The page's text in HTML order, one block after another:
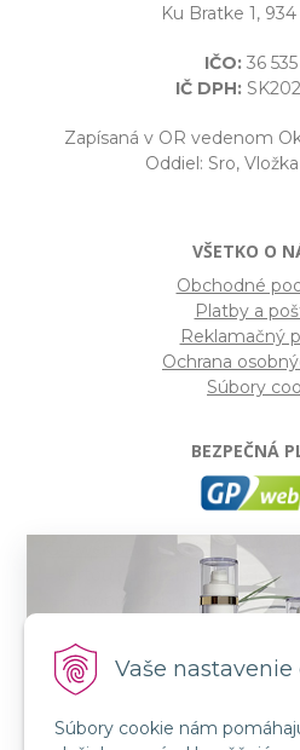
Vaše nastavenie
Súbory cookie nám
Ku Bratke 1,
IČO: 36
IČ DPH:
Zapísaná v OR vedenom
Oddiel: Sro,
VŠETKO O
Obchodné
Platby a
Reklamačný
Ochrana
Súbory
BEZPEČNÁ
- Moderný a
kartou na internete. Je
platobných brán na
SLEDUJTE